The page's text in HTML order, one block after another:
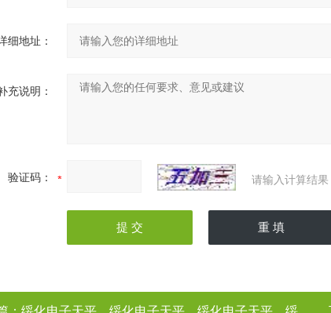
细地址：
充说明：
验证码： 请输入计算结